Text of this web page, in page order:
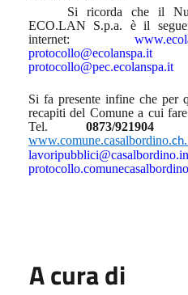
Si ricorda che il
ECO.LAN S.p.a. è il
internet:
protocollo@ecolanspa.it -
protocollo@pec.ecolanspa.it
Si fa presente infine che per
recapiti del Comune a cui
Tel. 0873/921904 -
www.comune.casalbordino.
A cura di